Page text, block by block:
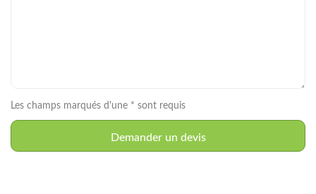
Les champs marqués d'une * sont requis